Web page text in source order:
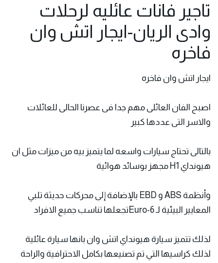
تاجير فانات عائليه لرحلات
وادى الريان-ايجار اتش وان
فاخره
ايجار اتش وان فاخره
اصبح الفان العائلى مهم جدا فى عصرنا الحالى للعائلات
والاسر التى عددها كبير
بالتالى تحتاج سيارات واسعه لما يتميز بيه من ميزات مثل ان
هيونداي H1 مجهز بوسائد هوائية
وأنظمة ABS و EBD بالإضافة إلى محركات حديثة تلبي
المعايير البيئية لـ Euro-6تجعلها تناسب جميع الافراد
لذلك تتميز سيارة هيونداي اتش وان بانها سيارة عائلية
لذلك كراسيها التي تم تصنيعها بكامل الاحترافية والراحة